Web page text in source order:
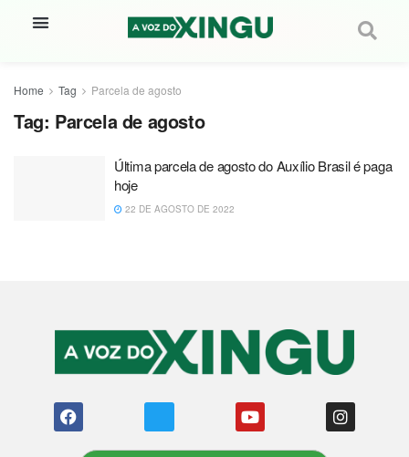
Home Tag Parcela de agosto
Tag: Parcela de agosto
Última parcela de agosto do Auxílio Brasil é paga
hoje
22 DE AGOSTO DE 2022